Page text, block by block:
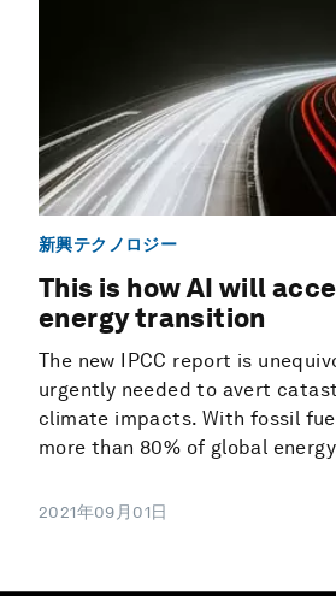
新興テクノロジー
This is how AI will
energy transition
The new IPCC report is
urgently needed to avert
climate impacts. With fossil
more than 80% of global
2021年09月01日